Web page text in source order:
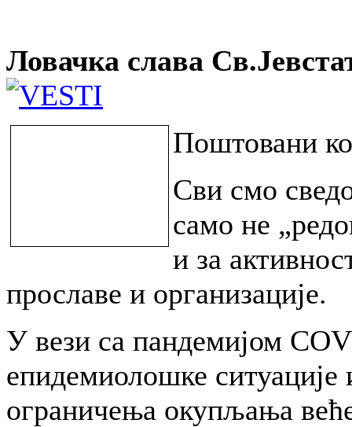
Ловачка слава
Поштовани
Сви смо
само не
и за
прославе и организације.
У вези са пандемијом
епидемиолошке
ограничења окупљања